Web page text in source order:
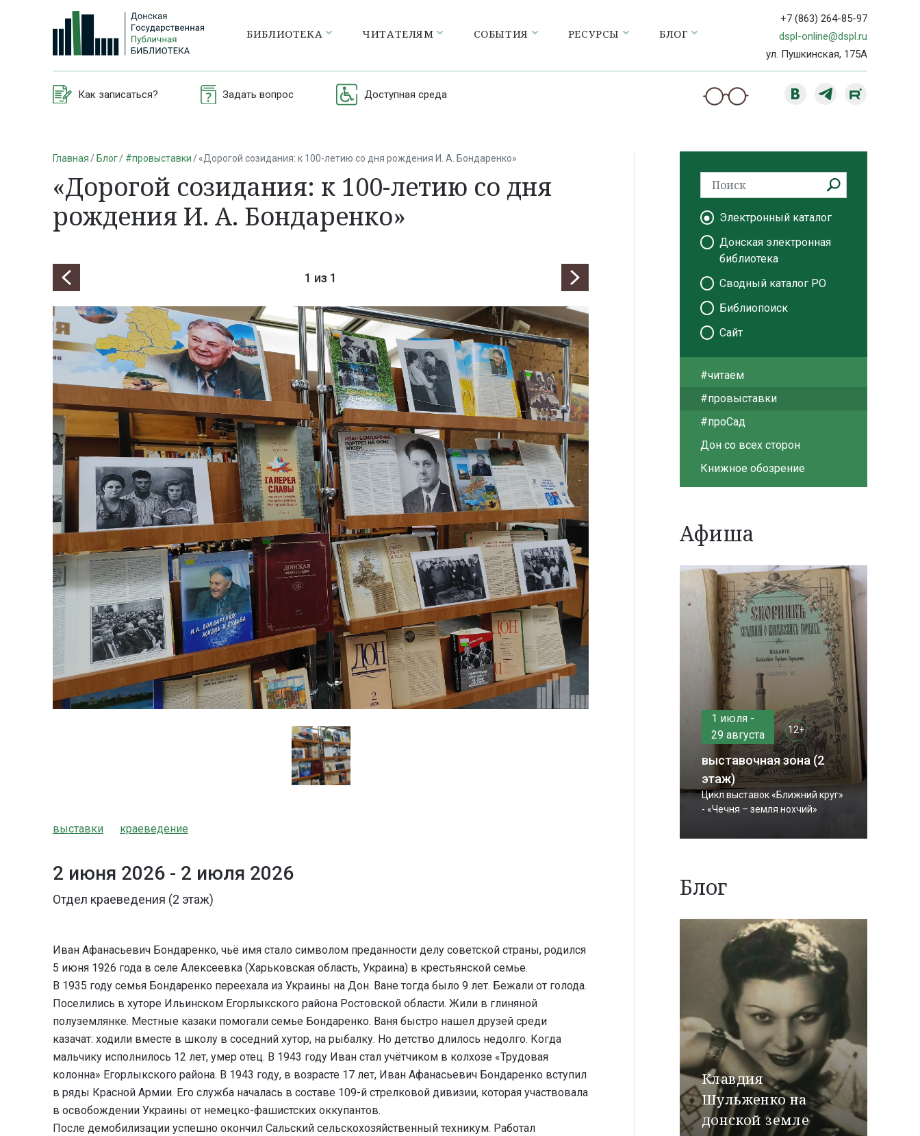
БИБЛИОТЕКА ЧИТАТЕЛЯМ СОБЫТИЯ РЕСУРСЫ БЛОГ
+7 (863) 264-85-97
dspl-online@dspl.ru
ул. Пушкинская, 175А
Как записаться? Задать вопрос Доступная среда
Главная Блог #провыставки «Дорогой созидания: к 100-летию со дня рождения И. А. Бондаренко»
«Дорогой созидания: к 100-летию со дня
рождения И. А. Бондаренко»
1 из 1
выставки краеведение
2 июня 2026 - 2 июля 2026
Отдел краеведения (2 этаж)
Иван Афанасьевич Бондаренко, чьё имя стало символом преданности делу советской страны, родился
5 июня 1926 года в селе Алексеевка (Харьковская область, Украина) в крестьянской семье.
В 1935 году семья Бондаренко переехала из Украины на Дон. Ване тогда было 9 лет. Бежали от голода.
Поселились в хуторе Ильинском Егорлыкского района Ростовской области. Жили в глиняной
полуземлянке. Местные казаки помогали семье Бондаренко. Ваня быстро нашел друзей среди
казачат: ходили вместе в школу в соседний хутор, на рыбалку. Но детство длилось недолго. Когда
мальчику исполнилось 12 лет, умер отец. В 1943 году Иван стал учётчиком в колхозе «Трудовая
колонна» Егорлыкского района. В 1943 году, в возрасте 17 лет, Иван Афанасьевич Бондаренко вступил
в ряды Красной Армии. Его служба началась в составе 109-й стрелковой дивизии, которая участвовала
в освобождении Украины от немецко-фашистских оккупантов.
После демобилизации успешно окончил Сальский сельскохозяйственный техникум. Работал
Электронный каталог
Донская электронная
библиотека
Сводный каталог РО
Библиопоиск
Сайт
#читаем
#провыставки
#проСад
Дон со всех сторон
Книжное обозрение
Афиша
1 июля -
29 августа
12+
выставочная зона (2
этаж)
Цикл выставок «Ближний круг»
- «Чечня – земля нохчий»
Блог
Клавдия
Шульженко на
донской земле